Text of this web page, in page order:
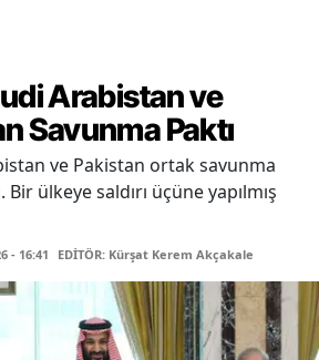
Arabistan ve
Savunma Paktı
ve Pakistan ortak savunma
Bir ülkeye saldırı üçüne yapılmış
- 16:41 EDİTÖR: Kürşat Kerem Akçakale